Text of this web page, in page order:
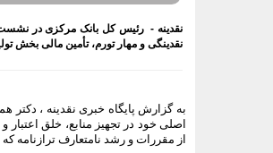
نقدینه - رئیس کل بانک مرکزی در نشست
نقدینگی و مهار تورم، تأمین مالی بخش
به گزارش پایگاه خبری نقدینه ، دکتر
اصلی خود در تجهیز منابع، خلق
از مقررات و رشد نامتعارف ترازنامه